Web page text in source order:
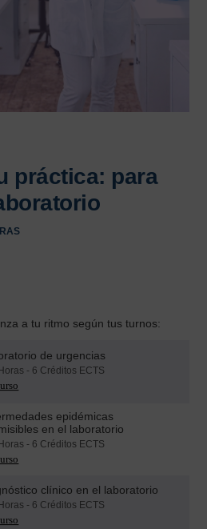
práctica: para
a tu ritmo según tus turnos:
de urgencias
- 6 Créditos ECTS
epidémicas
en el laboratorio
- 6 Créditos ECTS
clínico en el laboratorio
- 6 Créditos ECTS